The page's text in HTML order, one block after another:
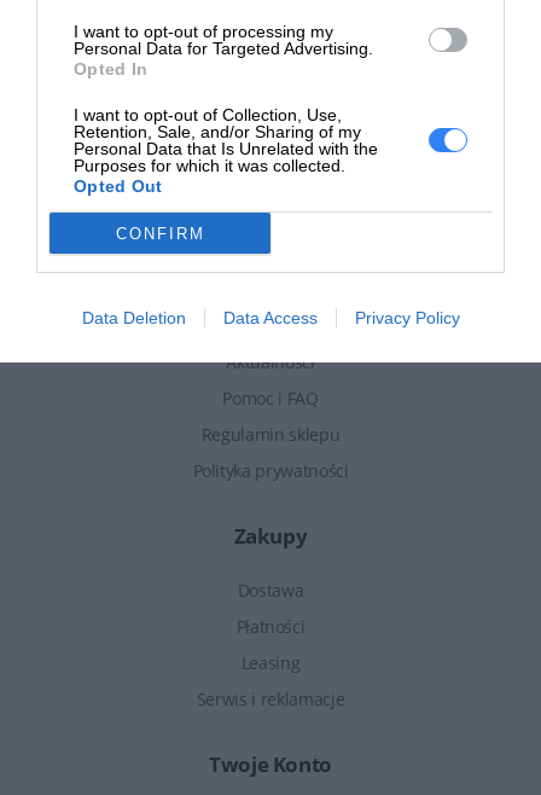
I want to opt-out of processing my
Personal Data for Targeted Advertising.
Opted In
I want to opt-out of Collection, Use,
Retention, Sale, and/or Sharing of my
Personal Data that Is Unrelated with the
Purposes for which it was collected.
Opted Out
CONFIRM
Data Deletion Data Access Privacy Policy
Sprzęt HP to dobry wybór. Powiedz nam czego potrzebujesz, a
nasz Doradca przedstawi ofertę.
Informacje
Aktualności
Pomoc i FAQ
Regulamin sklepu
Polityka prywatności
Zakupy
Dostawa
Płatności
Leasing
Serwis i reklamacje
Twoje Konto